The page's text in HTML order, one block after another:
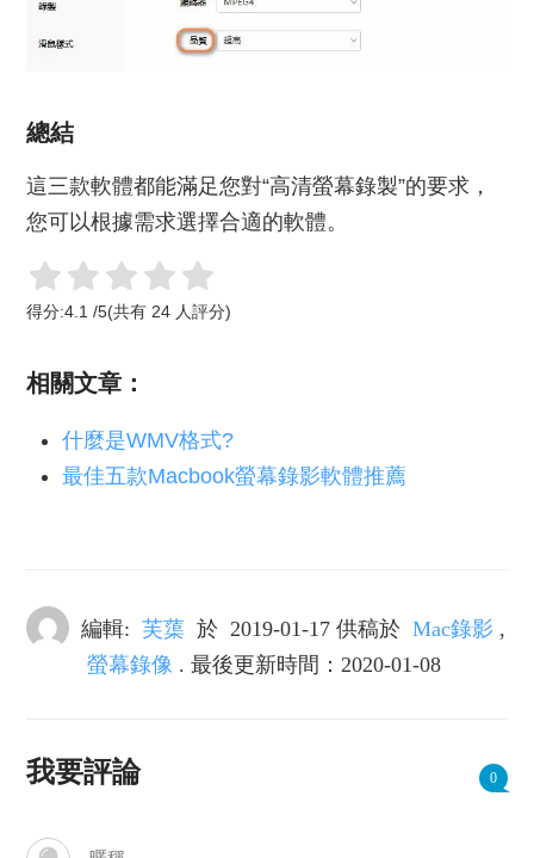
總結
這三款軟體都能滿足您對“高清螢幕錄製”的要求，
您可以根據需求選擇合適的軟體。
得分:4.1 /5(共有 24 人評分)
相關文章：
什麼是WMV格式?
最佳五款Macbook螢幕錄影軟體推薦
編輯: 芙蕖 於 2019-01-17 供稿於 Mac錄影 ,
螢幕錄像 . 最後更新時間：2020-01-08
我要評論 0